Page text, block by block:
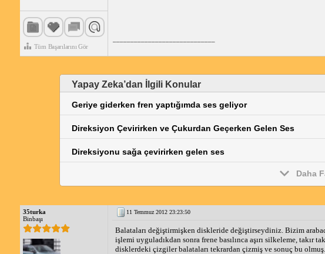
Tüm Başarılarını Gör
Yapay Zeka’dan İlgili Konular
Geriye giderken fren yaptığımda ses geliyor
Direksiyon Çevirirken ve Çukurdan Geçerken Gelen Ses
Direksiyonu sağa çevirirken gelen ses
Daha
35turka
Binbaşı
11 Temmuz 2012 23:23:50
Balataları değiştirmişken diskleride değiştirseydiniz. Bizim
işlemi uyguladıkdan sonra frene basılınca aşırı silkeleme, takır
disklerdeki çizgiler balataları tekrardan çizmiş ve sonuç bu